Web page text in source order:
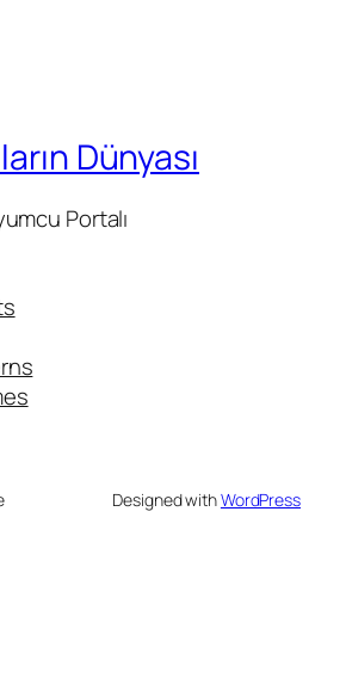
Dünyası
Portalı
Designed withWordPress